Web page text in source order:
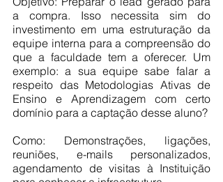
a compra. Isso necessita sim do
investimento em uma estruturação da
equipe interna para a compreensão do
que a faculdade tem a oferecer. Um
exemplo: a sua equipe sabe falar a
respeito das Metodologias Ativas de
Ensino e Aprendizagem com certo
domínio para a captação desse aluno?
Como: Demonstrações, ligações,
reuniões, e-mails personalizados,
agendamento de visitas à Instituição